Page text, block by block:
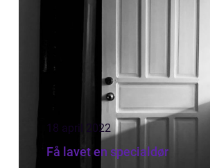
18 april 2022
Få lavet en specialdør